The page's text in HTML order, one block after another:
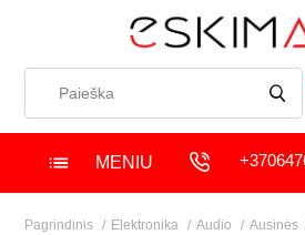
MENIU
Pagrindinis Elektronika Audio
Ausinės